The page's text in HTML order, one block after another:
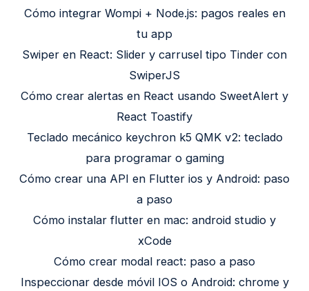
Cómo integrar Wompi + Node.js: pagos reales en
tu app
Swiper en React: Slider y carrusel tipo Tinder con
SwiperJS
Cómo crear alertas en React usando SweetAlert y
React Toastify
Teclado mecánico keychron k5 QMK v2: teclado
para programar o gaming
Cómo crear una API en Flutter ios y Android: paso
a paso
Cómo instalar flutter en mac: android studio y
xCode
Cómo crear modal react: paso a paso
Inspeccionar desde móvil IOS o Android: chrome y